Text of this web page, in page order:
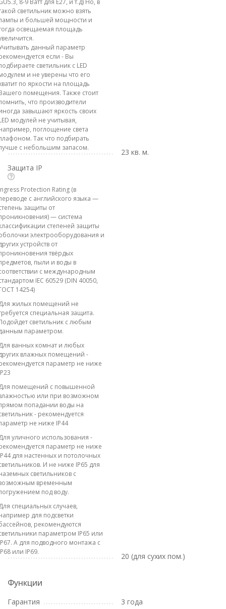
8-9 Ватт для E27, и т.д) Но, в
светильник можно взять
и большей мощности и
освещаемая площадь
данный параметр
если - Вы
светильник с LED
и не уверены что его
по яркости на площадь
помещения. Также стоит
что производители
завышают яркость своих
модулей не учитывая,
поглощение света
Так что подбирать
с небольшим запасом.
23 кв. м.
Защита IP
Protection Rating (в
с английского языка —
защиты от
— система
степеней защиты
электрооборудования и
устройств от
твёрдых
пыли и воды в
с международным
IEC 60529 (DIN 40050,
14254)
жилых помещений не
специальная защита.
светильник с любым
параметром.
ванных комнат и любых
влажных помещений -
параметр не ниже
помещений с повышенной
или при возможном
попадании воды на
- рекомендуется
не ниже IP44
уличного использования -
параметр не ниже
для настенных и потолочных
И не ниже IP65 для
светильников с
временным
под воду.
специальных случаев,
для подсветки
рекомендуются
параметром IP65 или
А для подводного монтажа с
или IP69.
20 (для сухих пом.)
Функции
Гарантия 3 года